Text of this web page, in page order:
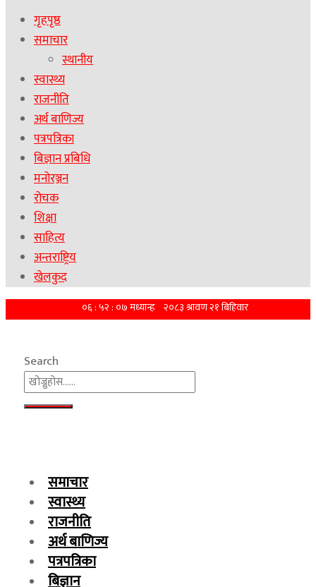
गृहपृष्ठ
समाचार
स्थानीय
स्वास्थ्य
राजनीति
अर्थ बाणिज्य
पत्रपत्रिका
बिज्ञान प्रबिधि
मनोरञ्जन
रोचक
शिक्षा
साहित्य
अन्तराष्ट्रिय
खेलकुद
Search
समाचार
स्वास्थ्य
राजनीति
अर्थ बाणिज्य
पत्रपत्रिका
बिज्ञान